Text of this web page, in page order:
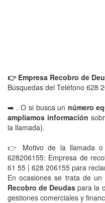
👉 Empresa Recobro de
Búsquedas del Teléfono 628
➡️ . O si busca un número
ampliamos información
la llamada).
👉 Motivo de la llamada o
628206155: Empresa de
61 55 | 628 206155 para
En ocasiones se trata de un
Recobro de Deudaspara la
gestiones comerciales y